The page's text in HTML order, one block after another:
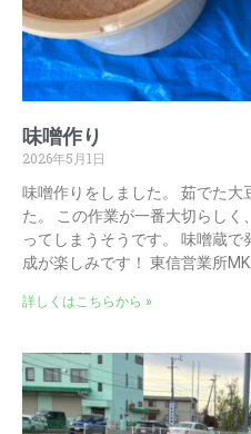
味噌作り
2026年5月1日
味噌作りをしました。 茹でた大
た。 この作業が一番大切らし
ってしまうそうです。 味噌蔵
成が楽しみです！ 東信営業所MK
詳しくはこちらから »